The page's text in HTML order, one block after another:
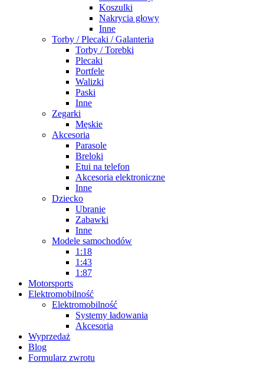
Koszulki
Nakrycia głowy
Inne
Torby / Plecaki / Galanteria
Torby / Torebki
Plecaki
Portfele
Walizki
Paski
Inne
Zegarki
Męskie
Akcesoria
Parasole
Breloki
Etui na telefon
Akcesoria elektroniczne
Inne
Dziecko
Ubranie
Zabawki
Inne
Modele samochodów
1:18
1:43
1:87
Motorsports
Elektromobilność
Elektromobilność
Systemy ładowania
Akcesoria
Wyprzedaż
Blog
Formularz zwrotu